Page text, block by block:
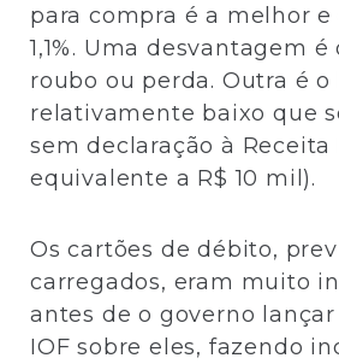
para compra é a melhor e
1,1%. Uma desvantagem é
roubo ou perda. Outra é
relativamente baixo que
sem declaração à Receita
equivalente a R$ 10 mil).
Os cartões de débito,
carregados, eram muito
antes de o governo lançar
IOF sobre eles, fazendo